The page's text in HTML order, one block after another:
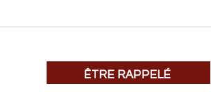
ÊTRE RAPPELÉ